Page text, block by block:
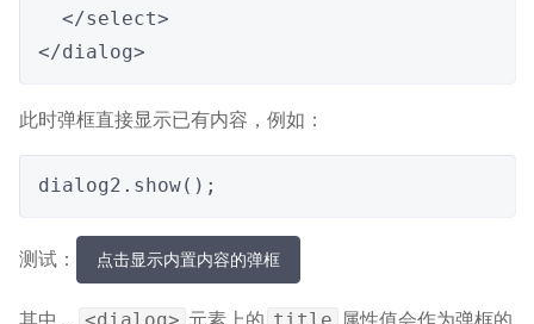
</dialog>
此时弹框直接显示已有内容，例如：
dialog2.show();
测试： 点击显示内置内容的弹框